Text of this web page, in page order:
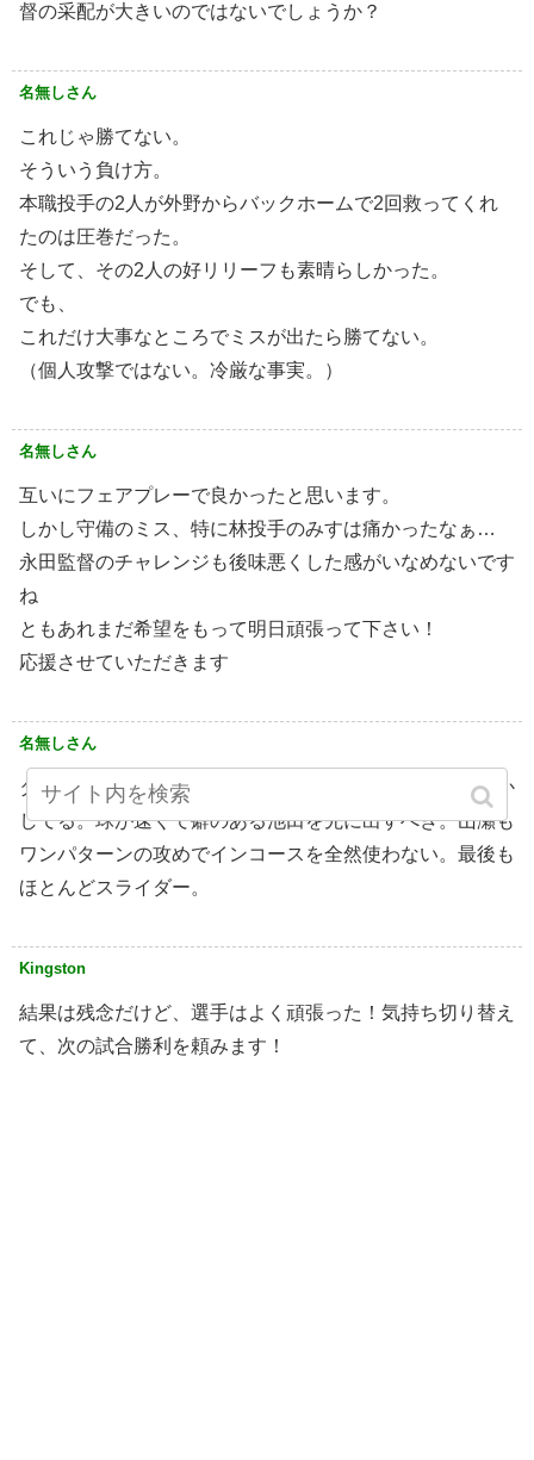
督の采配が大きいのではないでしょうか？
名無しさん
これじゃ勝てない。
そういう負け方。
本職投手の2人が外野からバックホームで2回救ってくれ
たのは圧巻だった。
そして、その2人の好リリーフも素晴らしかった。
でも、
これだけ大事なところでミスが出たら勝てない。
（個人攻撃ではない。冷厳な事実。）
名無しさん
互いにフェアプレーで良かったと思います。
しかし守備のミス、特に林投手のみすは痛かったなぁ…
永田監督のチャレンジも後味悪くした感がいなめないです
ね
ともあれまだ希望をもって明日頑張って下さい！
応援させていただきます
名無しさん
タイブレークでバントにしやすい林を起用するってどうか
してる。球が速くて癖のある池田を先に出すべき。山瀬も
ワンパターンの攻めでインコースを全然使わない。最後も
ほとんどスライダー。
Kingston
結果は残念だけど、選手はよく頑張った！気持ち切り替え
て、次の試合勝利を頼みます！